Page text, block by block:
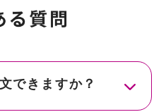
できますか？